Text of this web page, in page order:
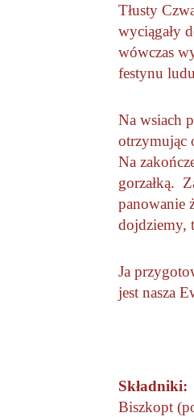
Tłusty
wyciągały
wówczas
festynu
Na wsiach
otrzymując
Na
gorzałką.
panowanie
dojdziemy,
Ja
jest nasza
Składniki:
Biszkopt